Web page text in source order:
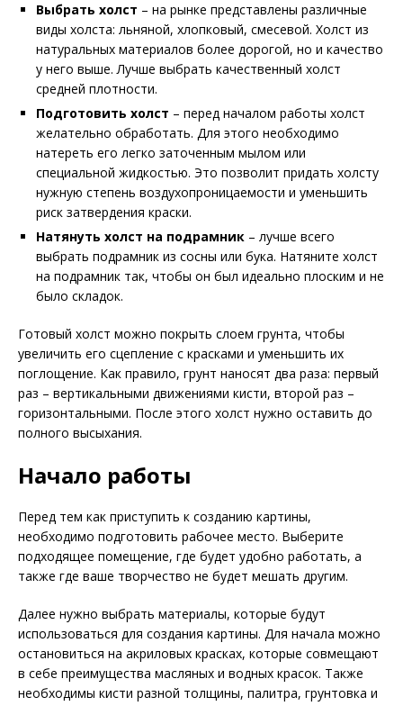
Выбрать холст – на рынке представлены различные
виды холста: льняной, хлопковый, смесевой. Холст из
натуральных материалов более дорогой, но и качество
у него выше. Лучше выбрать качественный холст
средней плотности.
Подготовить холст – перед началом работы холст
желательно обработать. Для этого необходимо
натереть его легко заточенным мылом или
специальной жидкостью. Это позволит придать холсту
нужную степень воздухопроницаемости и уменьшить
риск затвердения краски.
Натянуть холст на подрамник – лучше всего
выбрать подрамник из сосны или бука. Натяните холст
на подрамник так, чтобы он был идеально плоским и не
было складок.
Готовый холст можно покрыть слоем грунта, чтобы
увеличить его сцепление с красками и уменьшить их
поглощение. Как правило, грунт наносят два раза: первый
раз – вертикальными движениями кисти, второй раз –
горизонтальными. После этого холст нужно оставить до
полного высыхания.
Начало работы
Перед тем как приступить к созданию картины,
необходимо подготовить рабочее место. Выберите
подходящее помещение, где будет удобно работать, а
также где ваше творчество не будет мешать другим.
Далее нужно выбрать материалы, которые будут
использоваться для создания картины. Для начала можно
остановиться на акриловых красках, которые совмещают
в себе преимущества масляных и водных красок. Также
необходимы кисти разной толщины, палитра, грунтовка и